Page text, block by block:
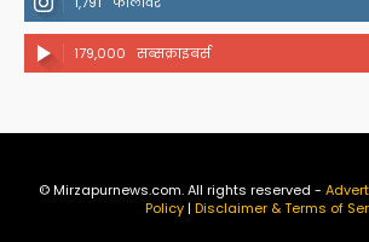
179,000 सब्सक्राइबर्स
© Mirzapurnews.com. All rights reserved -
Policy| Disclaimer & Terms of